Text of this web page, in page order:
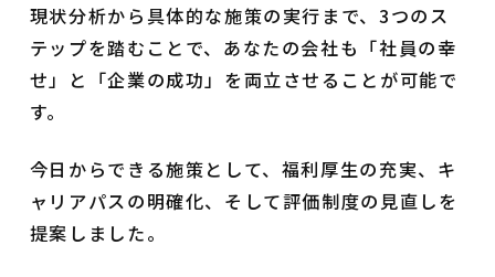
現状分析から具体的な施策の実行まで、3つのス
テップを踏むことで、あなたの会社も「社員の幸
せ」と「企業の成功」を両立させることが可能で
す。
今日からできる施策として、福利厚生の充実、キ
ャリアパスの明確化、そして評価制度の見直しを
提案しました。